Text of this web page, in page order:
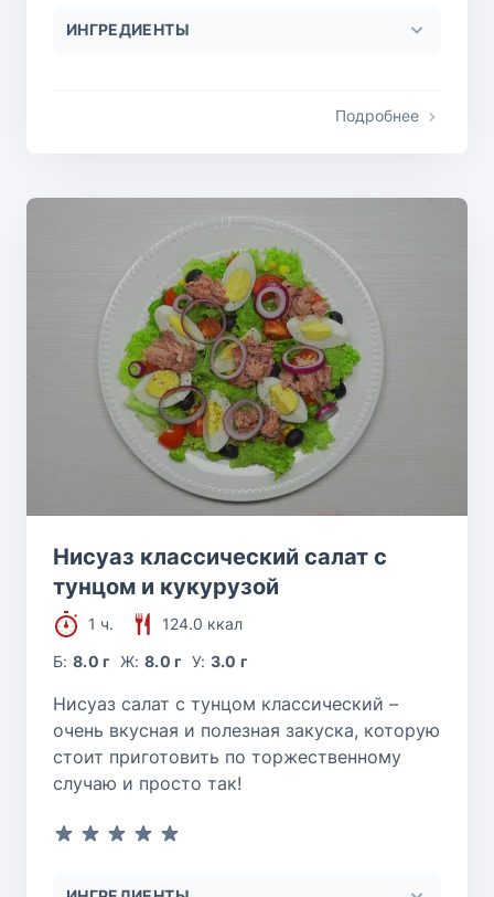
ИНГРЕДИЕНТЫ
Подробнее
Нисуаз классический салат с
тунцом и кукурузой
1 ч.
124.0 ккал
Б:8.0 г Ж: 8.0 г У: 3.0 г
Нисуаз салат с тунцом классический –
очень вкусная и полезная закуска, которую
стоит приготовить по торжественному
случаю и просто так!